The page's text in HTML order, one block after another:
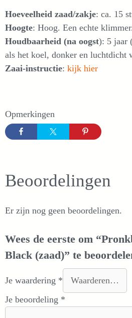
Hoeveelheid zaad/zakje: ca. 15
Hoogte: Hoog. Een echte
Houdbaarheid (na oogst): 5 jaar
als het koel, donker en luchtdicht
Zaai-instructie: kijk hier
Opmerkingen
Beoordelingen
Er zijn nog geen beoordelingen.
Wees de eerste om
Black (zaad)” te
Je waardering *
Je beoordeling *